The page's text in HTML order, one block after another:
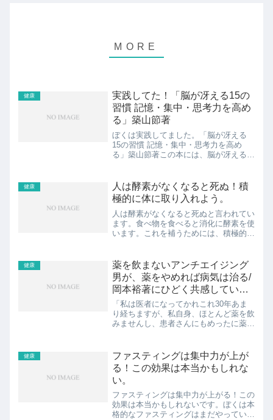
健康
実践してた！「脳が冴える15の
習慣 記憶・集中・思考力を高め
る」築山節著
ぼくは実践してました。「脳が冴える
15の習慣 記憶・集中・思考力を高め
る」築山節著この本には、脳が冴える習
内容：脳が冴える15の習慣 記憶・集
中・思考力を高める2.面...
健康
人は酵素がなくなると死ぬ！積
極的に体に取り入れよう。
人は酵素がなくなると死ぬと言われてい
ます。食べ物を食べると消化に酵素を使
います。これを補うためには、積極的に
るのが理想とされています。でも、難し
い場合や、もっと手軽に摂...
健康
薬を飲まないアンチエイジング
男が、薬をやめれば病気は治る/
岡本裕著にひどく共感している
件
「私は医者になってかれこれ30年あま
り経ちますが、私自身、ほとんど薬を飲
みませんし、患者さんにもめったに薬を
文に、初対面の方に確実に若く見られ、
病気知らずのぼくはひどく...
健康
ファスティングは集中力が上が
る！この効果は本当かもしれな
い。
ファスティングは集中力が上がる！この
効果は本当かもしれないです。ぼくは本
格的なファスティングはまだやっていま